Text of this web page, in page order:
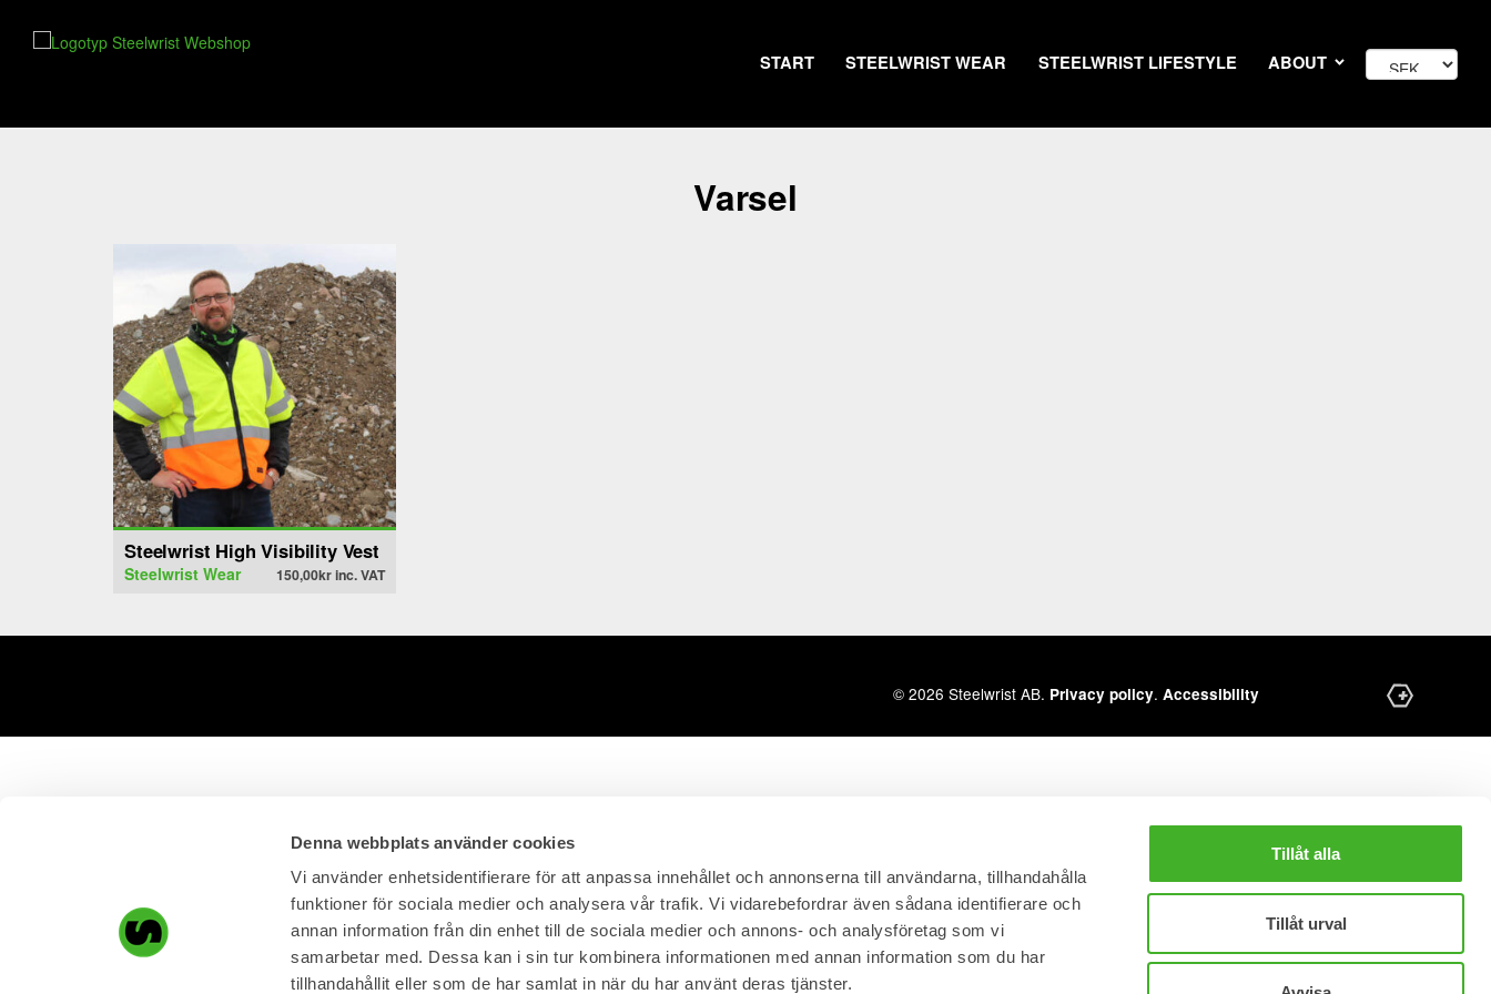
Denna webbplats använder cookies
Vi använder enhetsidentifierare för att anpassa innehållet och annonserna till användarna, tillhandahålla
funktioner för sociala medier och analysera vår trafik. Vi vidarebefordrar även sådana identifierare och
annan information från din enhet till de sociala medier och annons- och analysföretag som vi
samarbetar med. Dessa kan i sin tur kombinera informationen med annan information som du har
tillhandahållit eller som de har samlat in när du har använt deras tjänster.
Tillåt alla
Tillåt urval
START STEELWRIST WEAR STEELWRIST LIFESTYLE ABOUT
Varsel
Steelwrist Wear
Steelwrist High Visibility Vest
150,00krinc. VAT
© 2026 Steelwrist AB. Privacy policy. Accessibility